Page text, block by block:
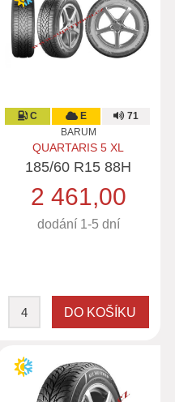
C E
71
BARUM
QUARTARIS 5 XL
185/60 R15 88H
2 461,00
dodání 1-5 dní